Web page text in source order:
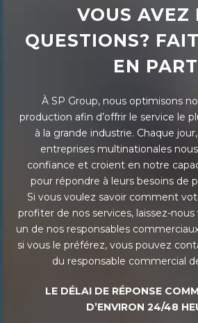
VOUS AVEZ
QUESTIONS?
EN PART
À SP Group, nous optimisons
production afin d’offrir le service le
à la grande industrie. Chaque
entreprises multinationales
confiance et croient en notre
pour répondre à leurs besoins de
Si vous voulez savoir comment
profiter de nos services, laissez-
un de nos responsables
si vous le préférez, vous pouvez
du responsable commercial
LE DÉLAI DE RÉPONSE
D’ENVIRON 24/48